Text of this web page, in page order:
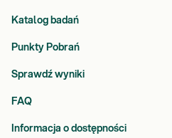
Katalog badań
Punkty Pobrań
Sprawdź wyniki
FAQ
Informacja o dostępności